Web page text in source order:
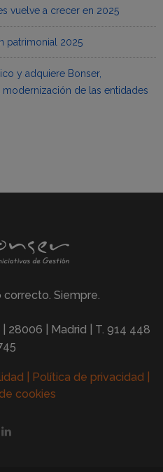
vuelve a crecer en 2025
patrimonial 2025
y adquiere Bonser,
de las entidades
Siempre.
28006 | Madrid | T. 914 448
Política de privacidad
cookies